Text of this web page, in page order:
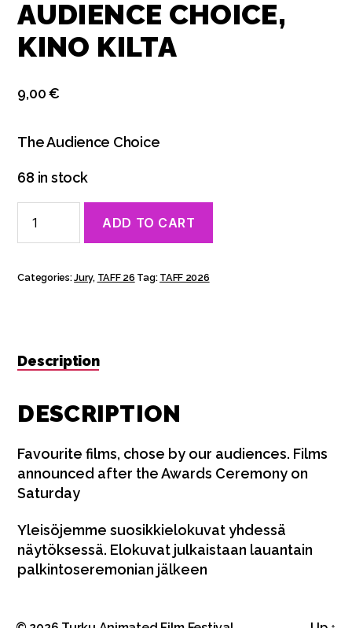
AUDIENCE CHOICE,
KINO KILTA
9,00€
The Audience Choice
68 in stock
30.8.
15.00
Audience
ADD TO CART
Categories:Jury, TAFF 26 Tag: TAFF 2026
Description
DESCRIPTION
Favourite films, chose by our audiences. Films
announced after the Awards Ceremony on
Saturday
Yleisöjemme suosikkielokuvat yhdessä
näytöksessä. Elokuvat julkaistaan lauantain
palkintoseremonian jälkeen